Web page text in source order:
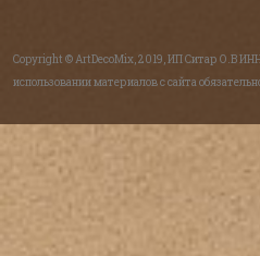
Copyright © ArtDecoMix, 2019, ИП Ситар О.В
использовании материалов с сайта